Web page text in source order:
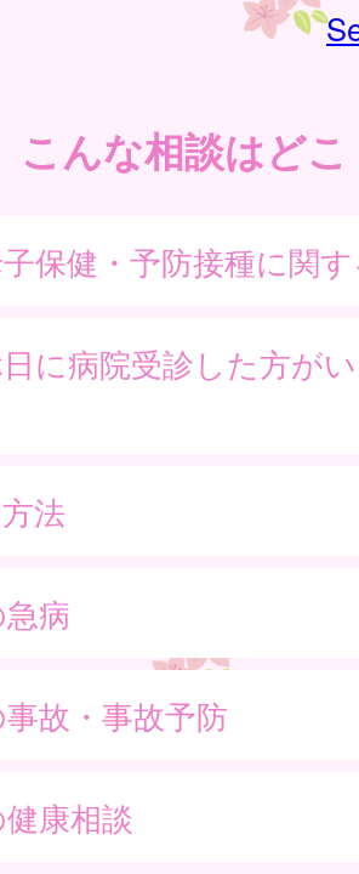
こんな相談はどこ
保健・予防接種に関
に病院受診した方が
法
病
故・事故予防
康相談